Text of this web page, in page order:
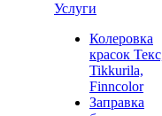
Услуги
Колеровка
красок
Tikkurila,
Finncolor
Заправка